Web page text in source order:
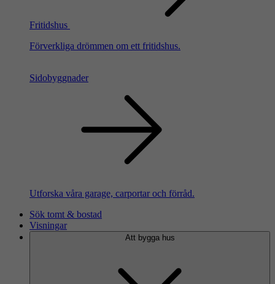
Fritidshus
Förverkliga drömmen om ett fritidshus.
Sidobyggnader
Utforska våra garage, carportar och förråd.
Sök tomt & bostad
Visningar
Att bygga hus